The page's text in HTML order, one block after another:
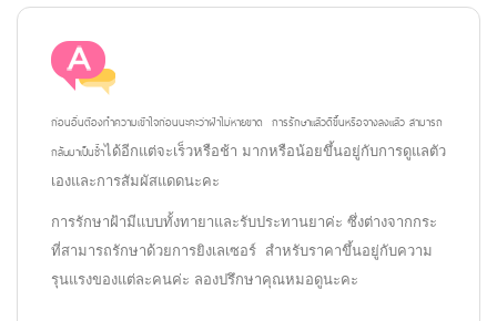
ก่อนอื่นต้องทำความเข้าใจก่อนนะคะว่าฝ้าไม่หายขาด การรักษาแล้วดีขึ้นหรือจางลงแล้ว สามารถ
กลับมาเป็นซ้ำได้อีกแต่จะเร็วหรือช้า มากหรือน้อยขึ้นอยู่กับการดูแลตัว
เองและการสัมผัสแดดนะคะ
การรักษาฝ้ามีแบบทั้งทายาและรับประทานยาค่ะ ซึ่งต่างจากกระ
ที่สามารถรักษาด้วยการยิงเลเซอร์ สำหรับราคาขึ้นอยู่กับความ
รุนแรงของแต่ละคนค่ะ ลองปรึกษาคุณหมอดูนะคะ